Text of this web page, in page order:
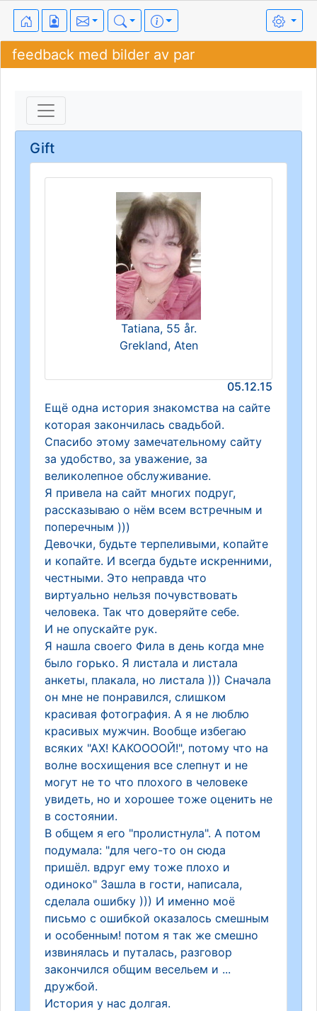
feedback med bilder av par
Gift
Tatiana, 55 år.
Grekland, Aten
05.12.15
Ещё одна история знакомства на сайте
которая закончилась свадьбой.
Спасибо этому замечательному сайту
за удобство, за уважение, за
великолепное обслуживание.
Я привела на сайт многих подруг,
рассказываю о нём всем встречным и
поперечным )))
Девочки, будьте терпеливыми, копайте
и копайте. И всегда будьте искренними,
честными. Это неправда что
виртуально нельзя почувствовать
человека. Так что доверяйте себе.
И не опускайте рук.
Я нашла своего Фила в день когда мне
было горько. Я листала и листала
анкеты, плакала, но листала ))) Сначала
он мне не понравился, слишком
красивая фотография. А я не люблю
красивых мужчин. Вообще избегаю
всяких "АХ! КАКООООЙ!", потому что на
волне восхищения все слепнут и не
могут не то что плохого в человеке
увидеть, но и хорошее тоже оценить не
в состоянии.
В общем я его "пролистнула". А потом
подумала: "для чего-то он сюда
пришёл. вдруг ему тоже плохо и
одиноко" Зашла в гости, написала,
сделала ошибку ))) И именно моё
письмо с ошибкой оказалось смешным
и особенным! потом я так же смешно
извинялась и путалась, разговор
закончился общим весельем и ...
дружбой.
История у нас долгая.